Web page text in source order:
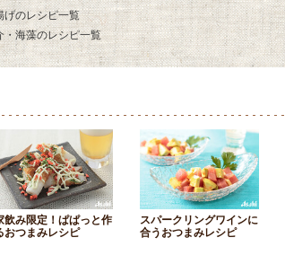
げのレシピ一覧
・海藻のレシピ一覧
飲み限定！ぱぱっと作
おつまみレシピ
スパークリングワインに
合うおつまみレシピ